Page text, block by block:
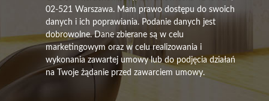
02-521 Warszawa. Mam prawo dostępu do swoich
danych i ich poprawiania. Podanie danych jest
dobrowolne. Dane zbierane są w celu
marketingowym oraz w celu realizowania i
wykonania zawartej umowy lub do podjęcia działań
na Twoje żądanie przed zawarciem umowy.